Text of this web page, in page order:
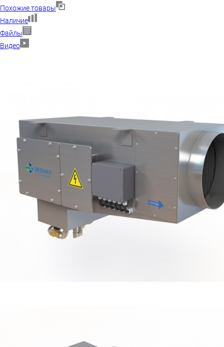
Похожие товары
Наличие
Файлы
Видео